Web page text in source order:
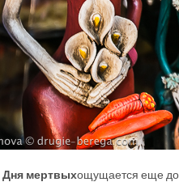
Дня мертвыхощущается еще до